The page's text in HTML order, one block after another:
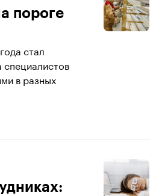
пороге
стал
в разных